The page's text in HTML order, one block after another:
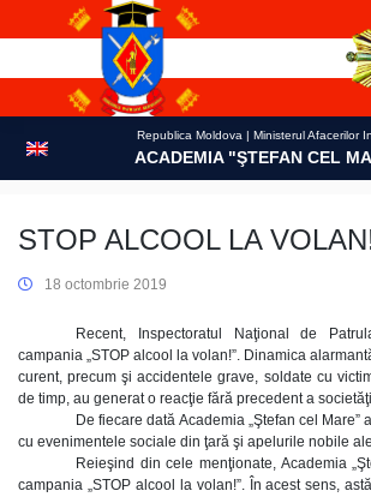
Republica Moldova | Ministerul Afacerilor
ACADEMIA "ŞTEFAN CEL
STOP ALCOOL LA
18 octombrie 2019
Recent, Inspectoratul Naţional de
campania „STOP alcool la volan!”. Dinamica
curent, precum şi accidentele grave, soldate cu
de timp, au generat o reacţie fără precedent a
De fiecare dată Academia „Ştefan cel Mare”
cu evenimentele sociale din ţară şi apelurile nobile
Reieşind din cele menţionate, Academia
campania „STOP alcool la volan!”. În acest sens,